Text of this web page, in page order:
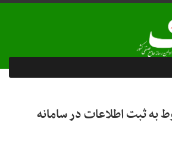
به ثبت اطلاعات در سامانه